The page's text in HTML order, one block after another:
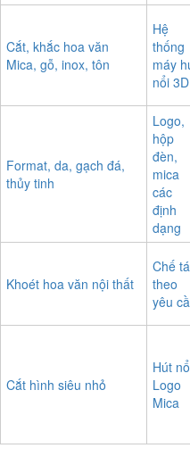
Cắt, khắc hoa văn
Mica, gỗ, inox, tôn
Hệ
thống
máy
nổi 3D
Format, da, gạch đá,
thủy tinh
Logo,
hộp
đèn,
mica
các
định
dạng
Khoét hoa văn nội thất
Chế
theo
yêu
Cắt hình siêu nhỏ
Hút
Logo
Mica